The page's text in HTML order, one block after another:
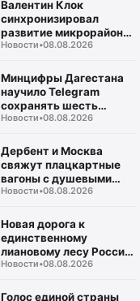
Валентин Клок
синхронизировал
развитие микрорайона
«Ипподром» с нуждами
Новости•08.08.2026
Минцифры Дагестана
научило Telegram
сохранять шесть
национальных языков
Новости•08.08.2026
Дербент и Москва
свяжут плацкартные
вагоны с душевыми
кабинами
Новости•08.08.2026
Новая дорога к
единственному
лиановому лесу России
укладывается
Дагестане
Новости•08.08.2026
Голос единой страны